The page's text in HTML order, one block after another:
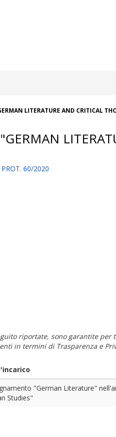
LITERATURE AND CRITICAL
60/2020
riportate, sono garantite
in termini di Trasparenza e
"German Literature"
Studies"